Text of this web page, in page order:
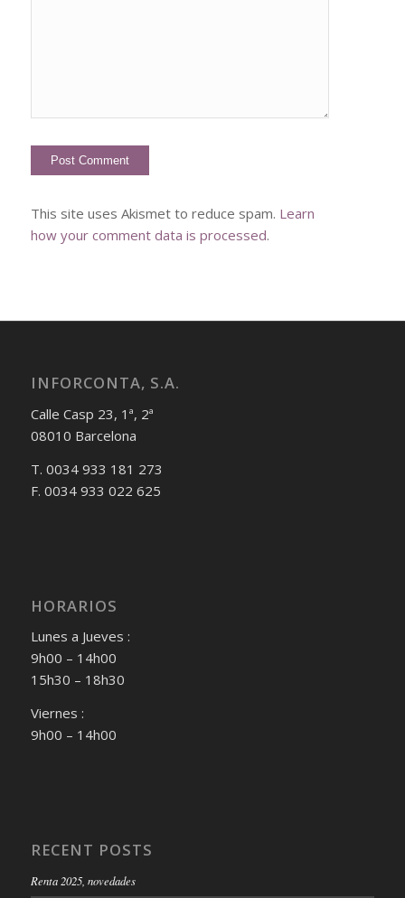
This site uses Akismet to reduce spam. Learn
how your comment data is processed.
INFORCONTA, S.A.
Calle Casp 23, 1ª, 2ª
08010 Barcelona
T. 0034 933 181 273
F. 0034 933 022 625
HORARIOS
Lunes a Jueves :
9h00 – 14h00
15h30 – 18h30
Viernes :
9h00 – 14h00
RECENT POSTS
Renta 2025, novedades